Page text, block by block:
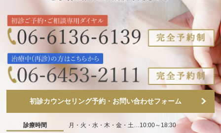
初診カウンセリング予約・お問い合わせフォーム
診療時間 月・火・水・木・金・土…10:00～18:30